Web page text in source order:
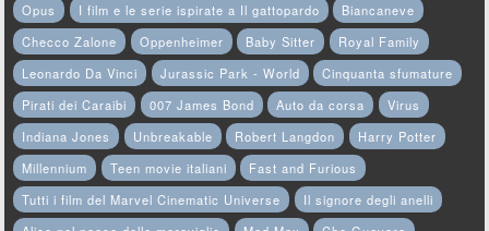
Opus
I film e le serie ispirate a Il gattopardo
Biancaneve
Checco Zalone
Oppenheimer Baby Sitter
Royal Family
Leonardo Da Vinci
Jurassic Park - World
Cinquanta sfumature
Pirati dei Caraibi
007 James Bond Auto da corsa
Virus
Indiana Jones
Unbreakable Robert Langdon
Harry Potter
Millennium
Teen movie italiani
Fast and Furious
Tutti i film del Marvel Cinematic Universe
Il signore degli anelli